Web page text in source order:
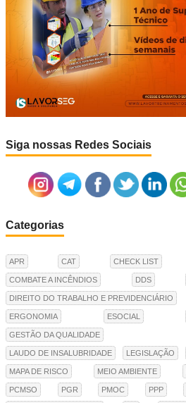
Siga nossas Redes Sociais
Categorias
APR CAT CHECK LIST
COMBATE A INCÊNDIOS DDS
DIREITO DO TRABALHO E PREVIDENCIÁRIO
ERGONOMIA ESOCIAL
GESTÃO DA QUALIDADE
LAUDO DE INSALUBRIDADE LEGISLAÇÃO
MAPA DE RISCO MEIO AMBIENTE
PCMSO PGR PMOC PPP